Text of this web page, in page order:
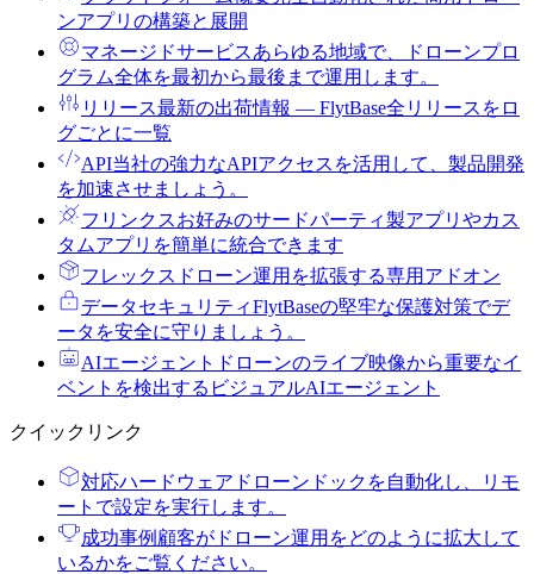
ンアプリの構築と展開
マネージドサービスあらゆる地域で、ドローンプロ
グラム全体を最初から最後まで運用します。
リリース最新の出荷情報 ― FlytBase全リリースをロ
グごとに一覧
API当社の強力なAPIアクセスを活用して、製品開発
を加速させましょう。
フリンクスお好みのサードパーティ製アプリやカス
タムアプリを簡単に統合できます
フレックス ドローン運用を拡張する専用アドオン
データセキュリティFlytBaseの堅牢な保護対策でデ
ータを安全に守りましょう。
AIエージェント ドローンのライブ映像から重要なイ
ベントを検出するビジュアルAIエージェント
クイックリンク
対応ハードウェア ドローンドックを自動化し、リモ
ートで設定を実行します。
成功事例 顧客がドローン運用をどのように拡大して
いるかをご覧ください。